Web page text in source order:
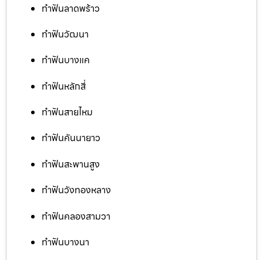
ทำฟันลาดพร้าว
ทำฟันวัฒนา
ทำฟันบางแค
ทำฟันหลักสี่
ทำฟันสายไหม
ทำฟันคันนายาว
ทำฟันสะพานสูง
ทำฟันวังทองหลาง
ทำฟันคลองสามวา
ทำฟันบางนา